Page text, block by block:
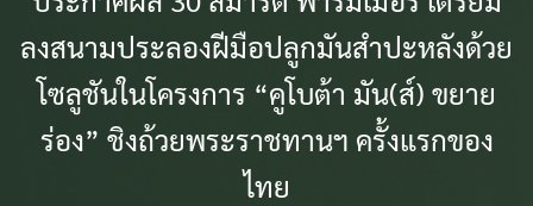
ลงสนามประลองฝีมือปลูกมันสำปะหลังด้วย
โซลูชันในโครงการ “คูโบต้า มัน(ส์) ขยาย
ร่อง” ชิงถ้วยพระราชทานฯ ครั้งแรกของ
ไทย